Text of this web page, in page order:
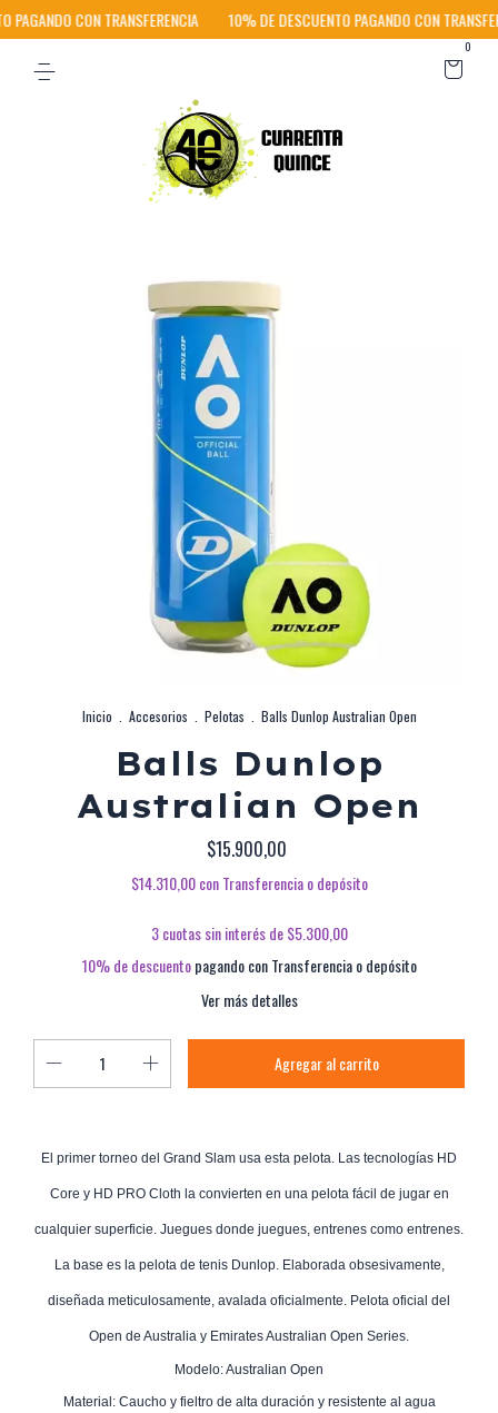
CON TRANSFERENCIA 10% DE DESCUENTO PAGANDO CON
0
Inicio Accesorios Pelotas Balls Dunlop Australian Open
Balls Dunlop
Australian Open
$15.900,00
$14.310,00con Transferencia o depósito
3 cuotas sin interés de$5.300,00
10% de descuentopagando con Transferencia o depósito
Ver más detalles
El primer torneo del Grand Slam usa esta pelota. Las tecnologías HD
Core y HD PRO Cloth la convierten en una pelota fácil de jugar en
cualquier superficie. Juegues donde juegues, entrenes como entrenes.
La base es la pelota de tenis Dunlop. Elaborada obsesivamente,
diseñada meticulosamente, avalada oficialmente. Pelota oficial del
Open de Australia y Emirates Australian Open Series.
Modelo: Australian Open
Material: Caucho y fieltro de alta duración y resistente al agua